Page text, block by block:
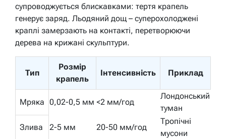
супроводжується блискавками: тертя крапель
генерує заряд. Льодяний дощ – суперохолоджені
краплі замерзають на контакті, перетворюючи
дерева на крижані скульптури.
Тип
Розмір
крапель
Інтенсивність Приклад
Мряка 0,02-0,5 мм <2 мм/год
Лондонський
туман
Злива
2-5 мм 20-50 мм/год
Тропічні
мусони